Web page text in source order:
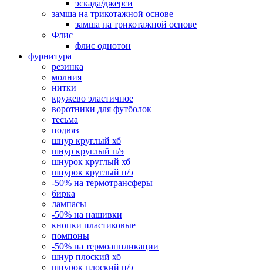
эскада/джерси
замша на трикотажной основе
замша на трикотажной основе
Флис
флис однотон
фурнитура
резинка
молния
нитки
кружево эластичное
воротники для футболок
тесьма
подвяз
шнур круглый хб
шнур круглый п/э
шнурок круглый хб
шнурок круглый п/э
-50% на термотрансферы
бирка
лампасы
-50% на нашивки
кнопки пластиковые
помпоны
-50% на термоаппликации
шнур плоский хб
шнурок плоский п/э